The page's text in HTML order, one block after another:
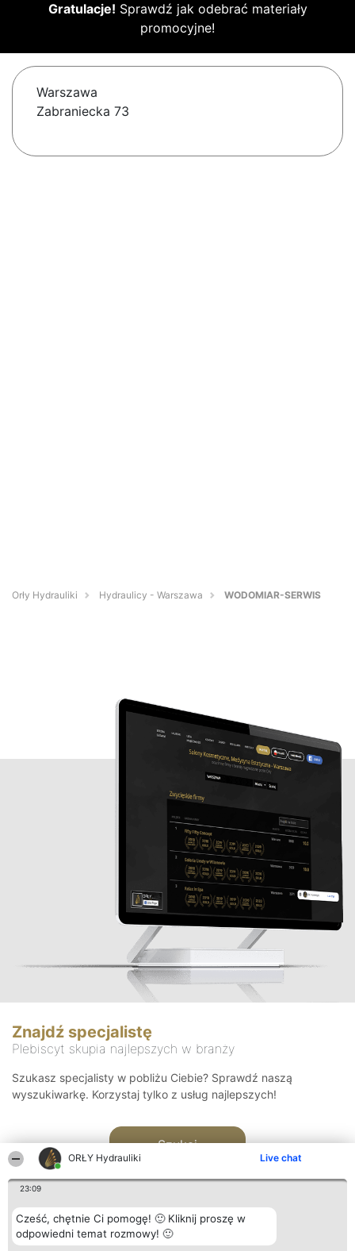
ORŁY Hydrauliki Live chat
23:09
Cześć, chętnie Ci pomogę! 🙂 Kliknij proszę w
odpowiedni temat rozmowy! 🙂
Gratulacje! Sprawdź jak odebrać materiały
promocyjne!
Warszawa
Zabraniecka 73
Orły Hydrauliki Hydraulicy - Warszawa WODOMIAR-SERWIS
Znajdź specjalistę
Plebiscyt skupia najlepszych w branży
Szukasz specjalisty w pobliżu Ciebie? Sprawdź naszą
wyszukiwarkę. Korzystaj tylko z usług najlepszych!
Szukaj